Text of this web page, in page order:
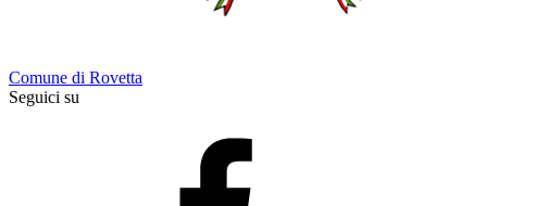
Comune di Rovetta
Seguici su